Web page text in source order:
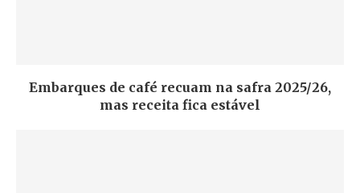
Embarques de café recuam na safra 2025/26,
mas receita fica estável